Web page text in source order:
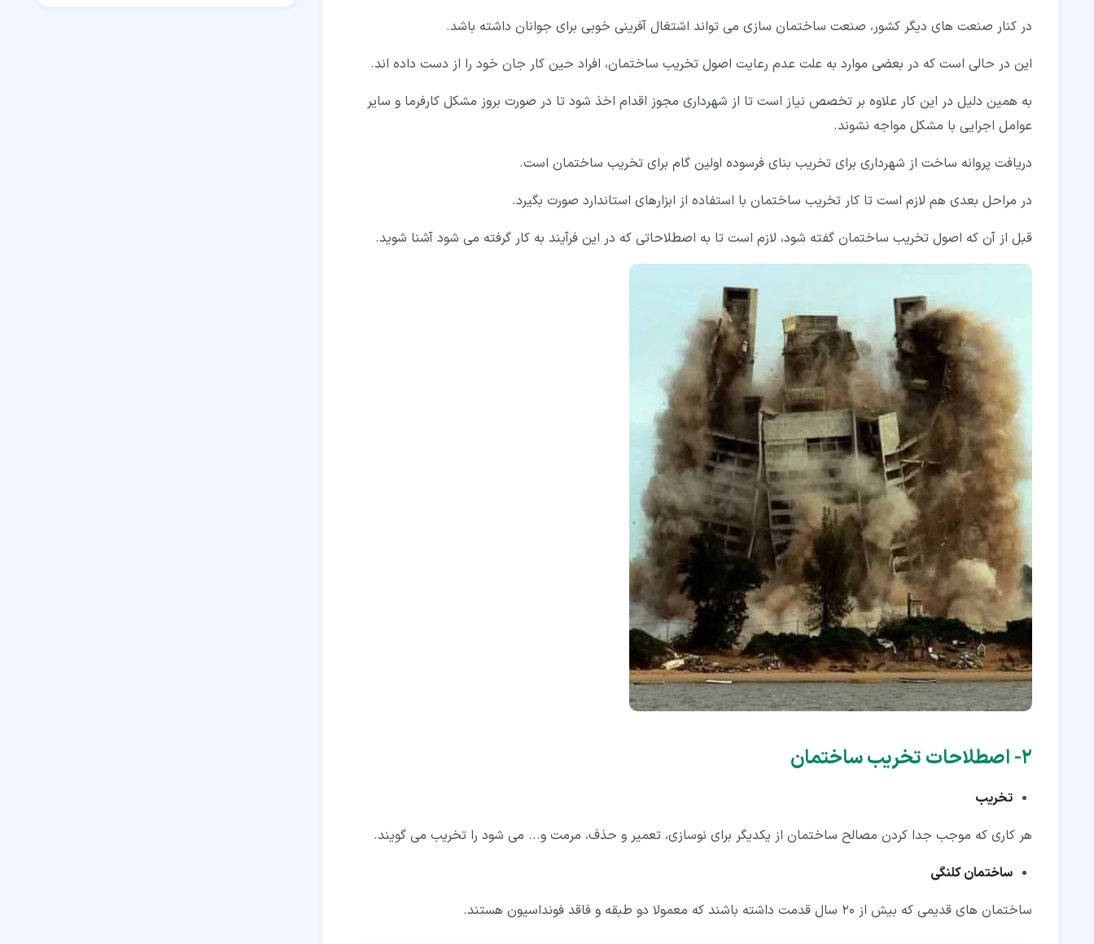
در کنار صنعت های دیگر کشور، صنعت ساختمان سازی می تواند اشتغال آفرینی خوبی برای جوانان داشته باشد.
این در حالی است که در بعضی موارد به علت عدم رعایت اصول تخریب ساختمان، افراد حین کار جان خود را از دست داده اند.
به همین دلیل در این کار علاوه بر تخصص نیاز است تا از شهرداری مجوز اقدام اخذ شود تا در صورت بروز مشکل کارفرما و سایر
عوامل اجرایی با مشکل مواجه نشوند.
دریافت پروانه ساخت از شهرداری برای تخریب بنای فرسوده اولین گام برای تخریب ساختمان است.
در مراحل بعدی هم لازم است تا کار تخریب ساختمان با استفاده از ابزارهای استاندارد صورت بگیرد.
قبل از آن که اصول تخریب ساختمان گفته شود، لازم است تا به اصطلاحاتی که در این فرآیند به کار گرفته می شود آشنا شوید.
۲‏- اصطلاحات تخریب ساختمان
تخریب
هر کاری که موجب جدا کردن مصالح ساختمان از یکدیگر برای نوسازی، تعمیر و حذف، مرمت و... می شود را تخریب می گویند.
ساختمان کلنگی
ساختمان های قدیمی که بیش از 20 سال قدمت داشته باشند که معمولا دو طبقه و فاقد فونداسیون هستند.